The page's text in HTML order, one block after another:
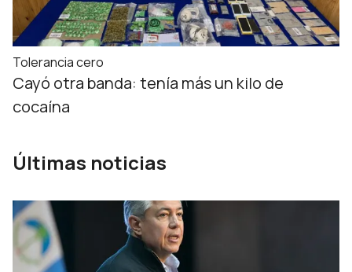
Tolerancia cero
Cayó otra banda: tenía más un kilo de
cocaína
Últimas noticias